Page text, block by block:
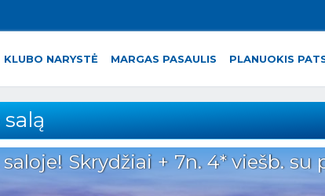
KLUBO NARYSTĖ MARGAS PASAULIS PLANUOKIS
Skrydžiai + 7n. 4* viešb. su